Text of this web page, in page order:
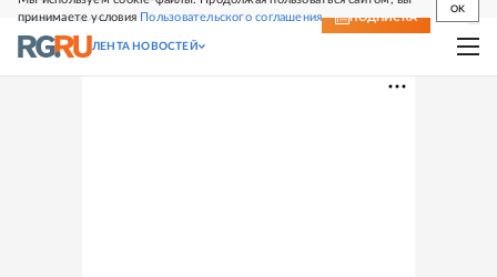
принимаете условия Пользовательского соглашения
OK
СВЕЖИЙ НОМЕР ПОДПИСКА
ЛЕНТА НОВОСТЕЙ